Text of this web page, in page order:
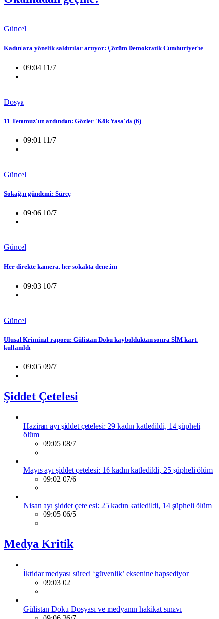
Güncel
Kadınlara yönelik saldırılar artıyor: Çözüm Demokratik Cumhuriyet'te
09:04 11/7
Dosya
11 Temmuz'un ardından: Gözler 'Kök Yasa'da (6)
09:01 11/7
Güncel
Sokağın gündemi: Süreç
09:06 10/7
Güncel
Her direkte kamera, her sokakta denetim
09:03 10/7
Güncel
Ulusal Kriminal raporu: Gülistan Doku kaybolduktan sonra SİM kartı
kullanıldı
09:05 09/7
Şiddet Çetelesi
Haziran ayı şiddet çetelesi: 29 kadın katledildi, 14 şüpheli
ölüm
09:05 08/7
Mayıs ayı şiddet çetelesi: 16 kadın katledildi, 25 şüpheli ölüm
09:02 07/6
Nisan ayı şiddet çetelesi: 25 kadın katledildi, 14 şüpheli ölüm
09:05 06/5
Medya Kritik
İktidar medyası süreci ‘güvenlik’ eksenine hapsediyor
09:03 02
Gülistan Doku Dosyası ve medyanın hakikat sınavı